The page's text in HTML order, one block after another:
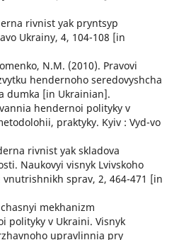
rivnist yak pryntsyp
Ukrainy, 4, 104-108 [in
N.M. (2010). Pravovi
hendernoho seredovyshcha
dumka [in Ukrainian].
hendernoi polityky v
praktyky. Kyiv : Vyd-vo
rivnist yak skladova
Naukovyi visnyk Lvivskoho
sprav, 2, 464-471 [in
mekhanizm
polityky v Ukraini. Visnyk
upravlinnia pry